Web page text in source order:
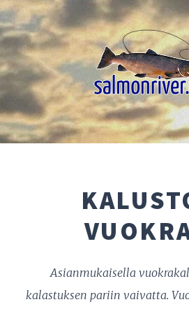
Asianmukaisella
kalastuksen pariin vaivatta.